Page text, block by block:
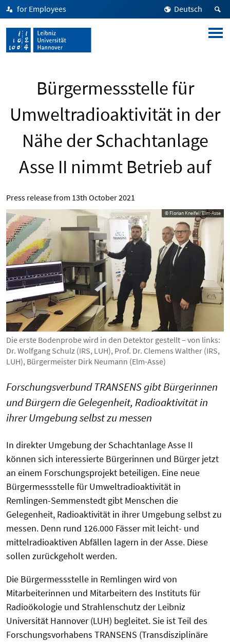
for Employees Deutsch
Bürgermessstelle für
Umweltradioaktivität in der
Nähe der Schachtanlage
Asse II nimmt Betrieb auf
Press release from 13th October 2021
© Florian Kneifel/Elm-Asse
Die erste Bodenprobe wird in den Detektor gestellt – von links:
Dr. Wolfgang Schulz (IRS, LUH), Prof. Dr. Clemens Walther (IRS,
LUH), Bürgermeister Dirk Neumann (Elm-Asse)
Forschungsverbund TRANSENS gibt Bürgerinnen
und Bürgern die Gelegenheit, Radioaktivität in
ihrer Umgebung selbst zu messen
In direkter Umgebung der Schachtanlage Asse II
können sich interessierte Bürgerinnen und Bürger jetzt
an einem Forschungsprojekt beteiligen. Eine neue
Bürgermessstelle für Umweltradioaktivität in
Remlingen-Semmenstedt gibt Menschen die
Gelegenheit, Radioaktivität in ihrer Umgebung selbst zu
messen. Denn rund 126.000 Fässer mit leicht- und
mittelradioaktiven Abfällen lagern in der Asse. Diese
sollen zurückgeholt werden.
Die Bürgermessstelle in Remlingen wird von
Mitarbeiterinnen und Mitarbeitern des Instituts für
Radioökologie und Strahlenschutz der Leibniz
Universität Hannover (LUH) begleitet. Sie ist Teil des
Forschungsvorhabens TRANSENS (Transdisziplinäre